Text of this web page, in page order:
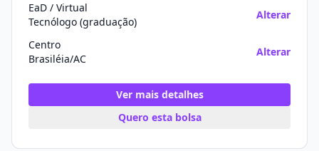
EaD / Virtual
Tecnólogo (graduação)
Alterar
Centro
Brasiléia/AC
Alterar
Ver mais detalhes
Quero esta bolsa